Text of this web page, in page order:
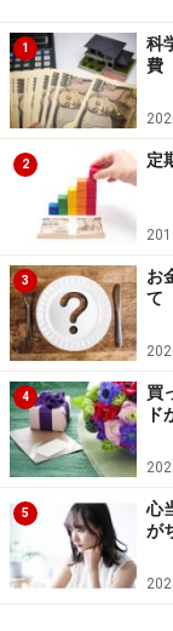
商品や投資行動を
投資や資産運用に
行ってください。
掲載情報の正確性
が、その内容を保
などについて当社
最新の情報や詳細
の公式情報をご確
【編集部からのお
・「家計」につい
中です！
※抽選で20名に
※謝礼付きの限定
なります
1
科
費
2 定
3
お
て
4
買
ド
5
心
が